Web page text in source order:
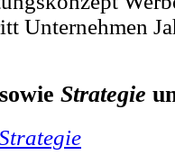
Unternehmen
Strategie